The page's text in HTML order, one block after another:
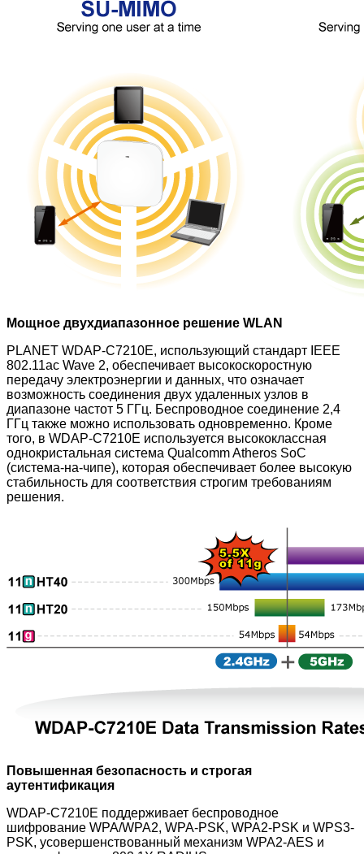
Мощное двухдиапазонное решение WLAN
PLANET WDAP-C7210E, использующий стандарт IEEE
802.11ac Wave 2, обеспечивает высокоскоростную
передачу электроэнергии и данных, что означает
возможность соединения двух удаленных узлов в
диапазоне частот 5 ГГц. Беспроводное соединение 2,4
ГГц также можно использовать одновременно. Кроме
того, в WDAP-C7210E используется высококлассная
однокристальная система Qualcomm Atheros SoC
(система-на-чипе), которая обеспечивает более высокую
стабильность для соответствия строгим требованиям
решения.
Повышенная безопасность и строгая
аутентификация
WDAP-C7210E поддерживает беспроводное
шифрование WPA/WPA2, WPA-PSK, WPA2-PSK и WPS3-
PSK, усовершенствованный механизм WPA2-AES и